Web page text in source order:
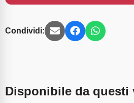
Condividi:
Disponibile da questi